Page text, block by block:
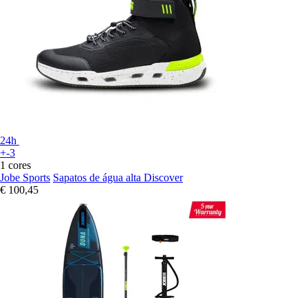
24h
+-3
1 cores
Jobe Sports Sapatos de água alta Discover
€ 100,45